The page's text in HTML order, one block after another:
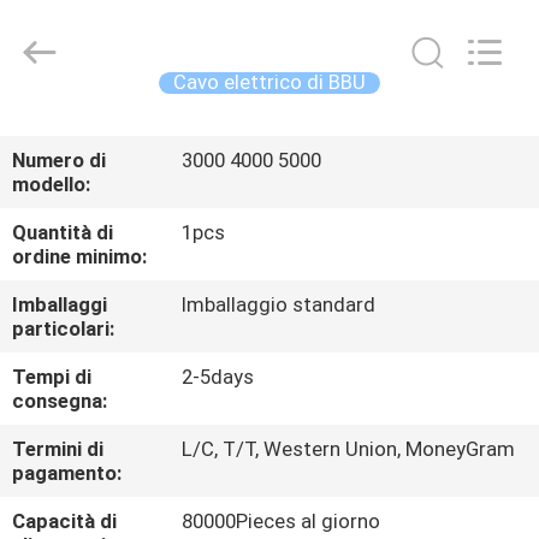
PRODOTTI
NOI
GIRO
DELLA
FABBRICA
WanyYi Telecom Tech Co.,Limited.
Cavo elettrico di BBU
Numero di
modello:
3000 4000 5000
Quantità di
ordine minimo:
1pcs
Imballaggi
particolari:
Imballaggio standard
Tempi di
consegna:
2-5days
Termini di
pagamento:
L/C, T/T, Western Union, MoneyGram
Capacità di
80000Pieces al giorno